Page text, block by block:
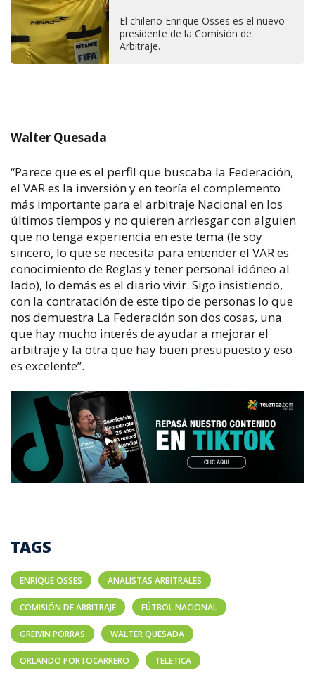
El chileno Enrique Osses es el nuevo
presidente de la Comisión de
Arbitraje.
Walter Quesada
“Parece que es el perfil que buscaba la Federación,
el VAR es la inversión y en teoría el complemento
más importante para el arbitraje Nacional en los
últimos tiempos y no quieren arriesgar con alguien
que no tenga experiencia en este tema (le soy
sincero, lo que se necesita para entender el VAR es
conocimiento de Reglas y tener personal idóneo al
lado), lo demás es el diario vivir. Sigo insistiendo,
con la contratación de este tipo de personas lo que
nos demuestra La Federación son dos cosas, una
que hay mucho interés de ayudar a mejorar el
arbitraje y la otra que hay buen presupuesto y eso
es excelente”.
TAGS
ENRIQUE OSSES ANALISTAS ARBITRALES
COMISIÓN DE ARBITRAJE FÚTBOL NACIONAL
GREIVIN PORRAS WALTER QUESADA
ORLANDO PORTOCARRERO TELETICA